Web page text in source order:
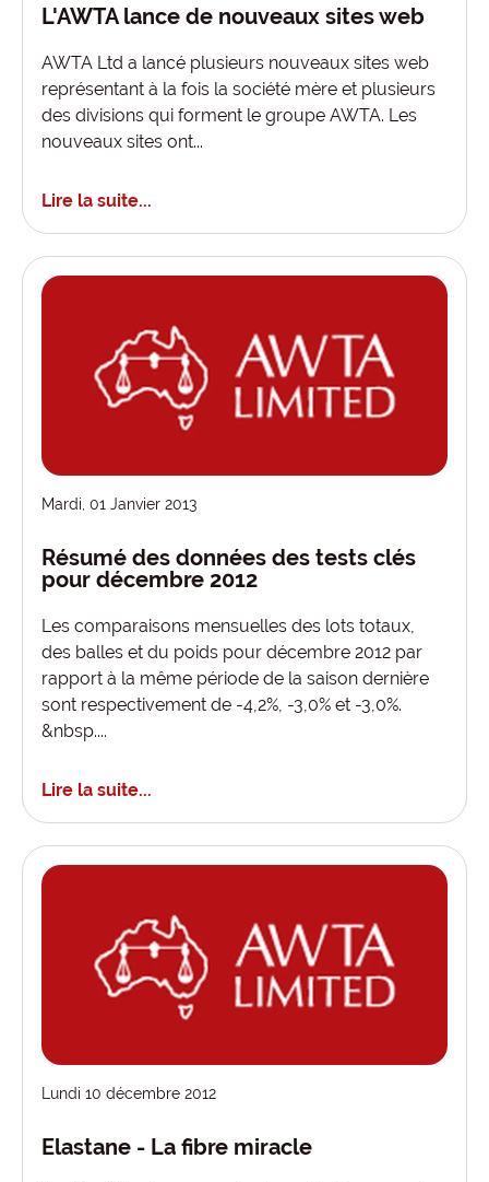
L'AWTA lance de nouveaux sites web
AWTA Ltd a lancé plusieurs nouveaux sites web
représentant à la fois la société mère et plusieurs
des divisions qui forment le groupe AWTA. Les
nouveaux sites ont...
Lire la suite...
Mardi, 01 Janvier 2013
Résumé des données des tests clés
pour décembre 2012
Les comparaisons mensuelles des lots totaux,
des balles et du poids pour décembre 2012 par
rapport à la même période de la saison dernière
sont respectivement de -4,2%, -3,0% et -3,0%.
&nbsp....
Lire la suite...
Lundi 10 décembre 2012
Elastane - La fibre miracle